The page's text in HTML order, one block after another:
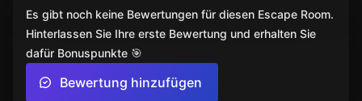
Es gibt noch keine Bewertungen für diesen Escape Room.
Hinterlassen Sie Ihre erste Bewertung und erhalten Sie
dafür Bonuspunkte 🎯
Bewertung hinzufügen